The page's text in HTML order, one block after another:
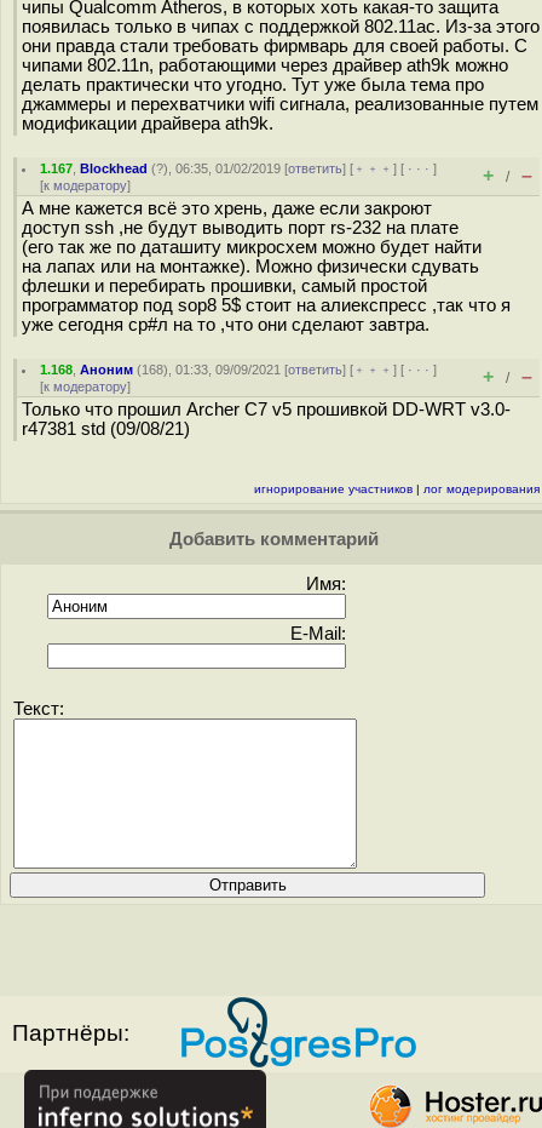
чипы Qualcomm Atheros, в которых хоть какая-то защита
появилась только в чипах с поддержкой 802.11ac. Из-за этого
они правда стали требовать фирмварь для своей работы. С
чипами 802.11n, работающими через драйвер ath9k можно
делать практически что угодно. Тут уже была тема про
джаммеры и перехватчики wifi сигнала, реализованные путем
модификации драйвера ath9k.
1.167 ,Blockhead (?), 06:35, 01/02/2019 [ответить] [ ﹢﹢﹢] [ · · ·]
[к модератору] + / –
А мне кажется всё это хрень, даже если закроют
доступ ssh ,не будут выводить порт rs-232 на плате
(его так же по даташиту микросхем можно будет найти
на лапах или на монтажке). Можно физически сдувать
флешки и перебирать прошивки, самый простой
программатор под sop8 5$ стоит на алиекспресс ,так что я
уже сегодня ср#л на то ,что они сделают завтра.
1.168 ,Аноним (168), 01:33, 09/09/2021 [ответить] [ ﹢﹢﹢] [ · · ·]
[к модератору] + / –
Только что прошил Archer C7 v5 прошивкой DD-WRT v3.0-
r47381 std (09/08/21)
игнорирование участников | лог модерирования
Добавить комментарий
Имя:
E-Mail:
Текст:
Партнёры: